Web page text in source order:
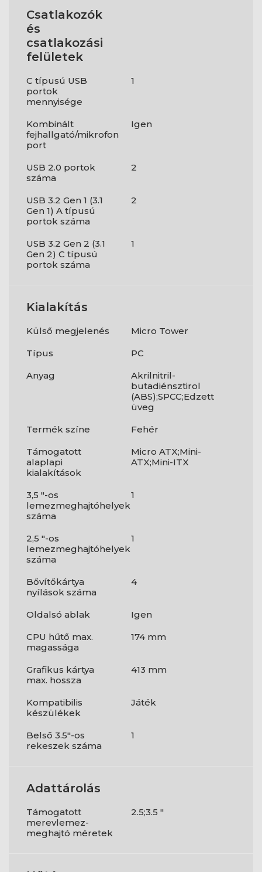
Csatlakozók
és
csatlakozási
felületek
C típusú USB
portok
mennyisége
1
Kombinált
fejhallgató/mikrofon
port
Igen
USB 2.0 portok
száma
2
USB 3.2 Gen 1 (3.1
Gen 1) A típusú
portok száma
2
USB 3.2 Gen 2 (3.1
Gen 2) C típusú
portok száma
1
Kialakítás
Külső megjelenés
Micro Tower
Típus
PC
Anyag
Akrilnitril-
butadiénsztirol
(ABS);SPCC;Edzett
üveg
Termék színe
Fehér
Támogatott
alaplapi
kialakítások
Micro ATX;Mini-
ATX;Mini-ITX
3,5 "-os
lemezmeghajtóhelyek
száma
1
2,5 "-os
lemezmeghajtóhelyek
száma
1
Bővítőkártya
nyílások száma
4
Oldalsó ablak
Igen
CPU hűtő max.
magassága
174 mm
Grafikus kártya
max. hossza
413 mm
Kompatibilis
készülékek
Játék
Belső 3.5"-os
rekeszek száma
1
Adattárolás
Támogatott
merevlemez-
meghajtó méretek
2.5;3.5 "